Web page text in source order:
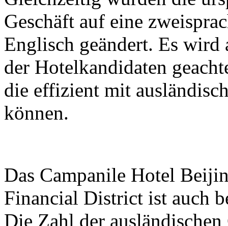
Geschäft auf eine
Englisch geändert. Es
der Hotelkandidaten
die effizient mit
können.
Das Campanile Hotel
Financial District ist auch
Die Zahl der